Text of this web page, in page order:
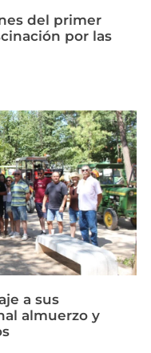
del primer
por las
a sus
almuerzo y